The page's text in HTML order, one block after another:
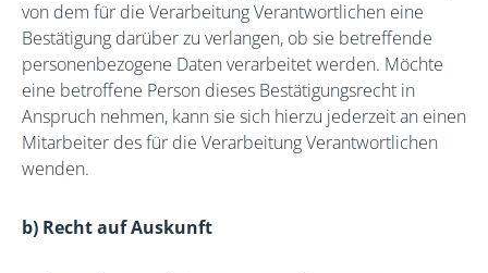
von dem für die Verarbeitung Verantwortlichen eine
Bestätigung darüber zu verlangen, ob sie betreffende
personenbezogene Daten verarbeitet werden. Möchte
eine betroffene Person dieses Bestätigungsrecht in
Anspruch nehmen, kann sie sich hierzu jederzeit an einen
Mitarbeiter des für die Verarbeitung Verantwortlichen
wenden.
b) Recht auf Auskunft